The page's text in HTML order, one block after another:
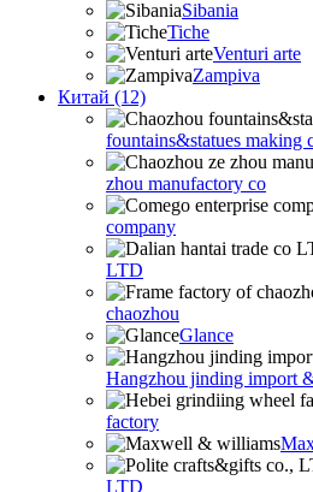
Sibania
Tiche
Venturi arte
Zampiva
Китай (12)
fountains&statues making
zhou manufactory co
company
LTD
chaozhou
Glance
Hangzhou jinding import
factory
LTD